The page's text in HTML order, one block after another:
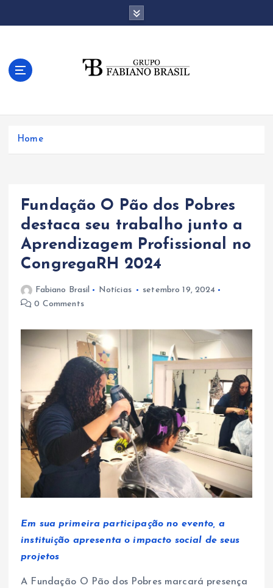
Home
Fundação O Pão dos Pobres
destaca seu trabalho junto a
Aprendizagem Profissional no
CongregaRH 2024
Fabiano Brasil Notícias
setembro 19, 2024
0 Comments
Em sua primeira participação no evento, a
instituição apresenta o impacto social de seus
projetos
A Fundação O Pão dos Pobres marcará presença